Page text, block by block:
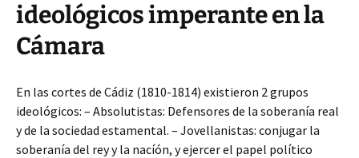
ideológicos imperante en la
Cámara
En las cortes de Cádiz (1810-1814) existieron 2 grupos
ideológicos: – Absolutistas: Defensores de la soberanía real
y de la sociedad estamental. – Jovellanistas: conjugar la
soberanía del rey y la nacíón, y ejercer el papel político